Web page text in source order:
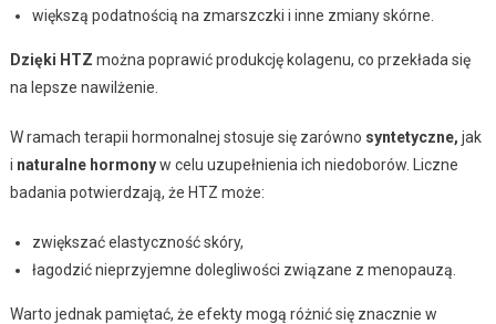
większą podatnością na zmarszczki i inne zmiany skórne.
Dzięki HTZ można poprawić produkcję kolagenu, co przekłada się
na lepsze nawilżenie.
W ramach terapii hormonalnej stosuje się zarówno syntetyczne, jak
i naturalne hormonyw celu uzupełnienia ich niedoborów. Liczne
badania potwierdzają, że HTZ może:
zwiększać elastyczność skóry,
łagodzić nieprzyjemne dolegliwości związane z menopauzą.
Warto jednak pamiętać, że efekty mogą różnić się znacznie w